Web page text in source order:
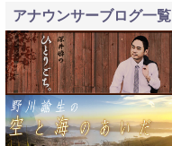
アナウンサーブログ一覧